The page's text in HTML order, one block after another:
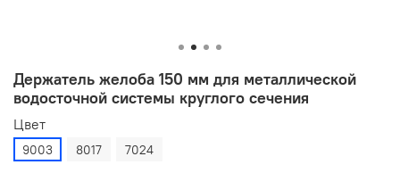
Держатель желоба 150 мм для металлической
водосточной системы круглого сечения
Цвет
9003 8017 7024